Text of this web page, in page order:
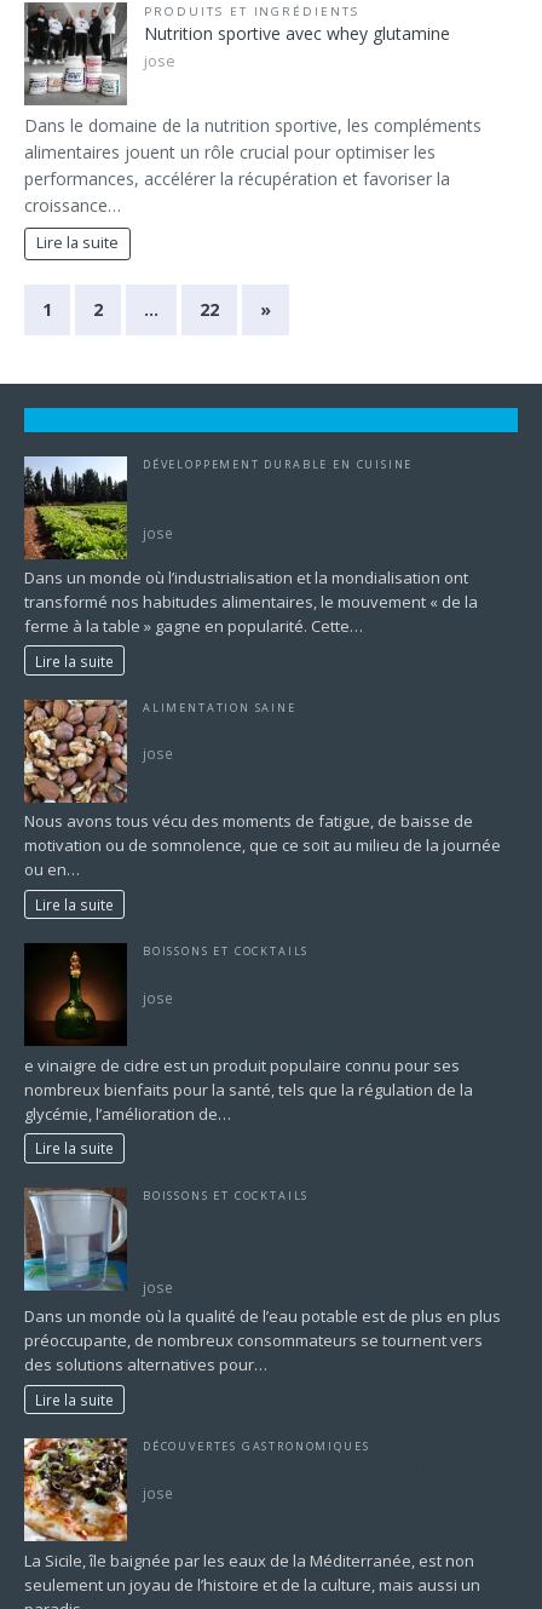
PRODUITS ET INGRÉDIENTS
Nutrition sportive avec whey glutamine
jose
Dans le domaine de la nutrition sportive, les compléments
alimentaires jouent un rôle crucial pour optimiser les
performances, accélérer la récupération et favoriser la
croissance…
Lire la suite
1 2 … 22 »
DÉVELOPPEMENT DURABLE EN CUISINE
jose
Dans un monde où l’industrialisation et la mondialisation ont
transformé nos habitudes alimentaires, le mouvement « de la
ferme à la table » gagne en popularité. Cette…
Lire la suite
ALIMENTATION SAINE
jose
Nous avons tous vécu des moments de fatigue, de baisse de
motivation ou de somnolence, que ce soit au milieu de la journée
ou en…
Lire la suite
BOISSONS ET COCKTAILS
jose
e vinaigre de cidre est un produit populaire connu pour ses
nombreux bienfaits pour la santé, tels que la régulation de la
glycémie, l’amélioration de…
Lire la suite
BOISSONS ET COCKTAILS
jose
Dans un monde où la qualité de l’eau potable est de plus en plus
préoccupante, de nombreux consommateurs se tournent vers
des solutions alternatives pour…
Lire la suite
DÉCOUVERTES GASTRONOMIQUES
jose
La Sicile, île baignée par les eaux de la Méditerranée, est non
seulement un joyau de l’histoire et de la culture, mais aussi un